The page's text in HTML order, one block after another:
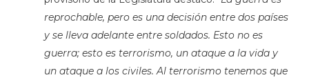
reprochable, pero es una decisión entre dos países
y se lleva adelante entre soldados. Esto no es
guerra; esto es terrorismo, un ataque a la vida y
un ataque a los civiles. Al terrorismo tenemos que